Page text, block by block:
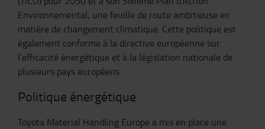
Environnemental, une feuille de route ambitieuse en
matière de changement climatique. Cette politique est
également conforme à la directive européenne sur
l’efficacité énergétique et à la législation nationale de
plusieurs pays européens.
Politique énergétique
Toyota Material Handling Europe a mis en place une